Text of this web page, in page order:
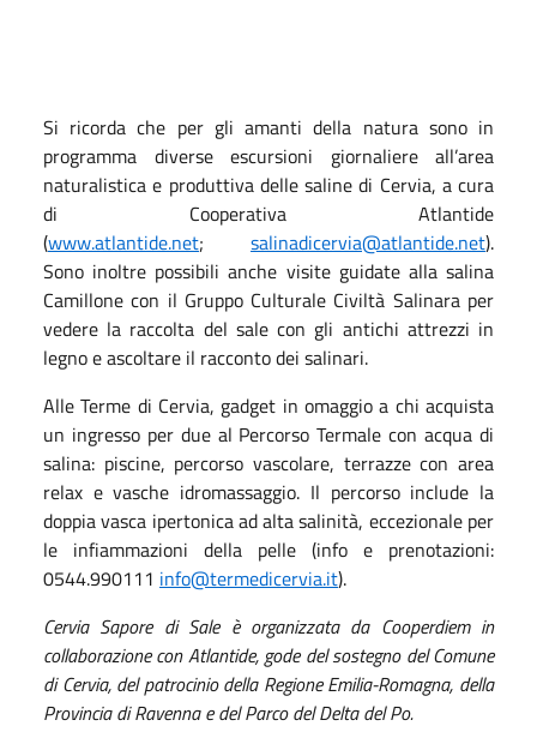
Si ricorda che per gli amanti della natura sono in
programma diverse escursioni giornaliere all’area
naturalistica e produttiva delle saline di Cervia, a cura
di Cooperativa Atlantide
(www.atlantide.net; salinadicervia@atlantide.net).
Sono inoltre possibili anche visite guidate alla salina
Camillone con il Gruppo Culturale Civiltà Salinara per
vedere la raccolta del sale con gli antichi attrezzi in
legno e ascoltare il racconto dei salinari.
AlleTerme di Cervia, gadget in omaggio a chi acquista
un ingresso per due al Percorso Termale con acqua di
salina: piscine, percorso vascolare, terrazze con area
relax e vasche idromassaggio. Il percorso include la
doppia vasca ipertonica ad alta salinità, eccezionale per
le infiammazioni della pelle (info e prenotazioni:
0544.990111 info@termedicervia.it).
Cervia Sapore di Sale è organizzata da Cooperdiem in
collaborazione con Atlantide, gode del sostegno del Comune
di Cervia, del patrocinio della Regione Emilia-Romagna, della
Provincia di Ravenna e del Parco del Delta del Po.